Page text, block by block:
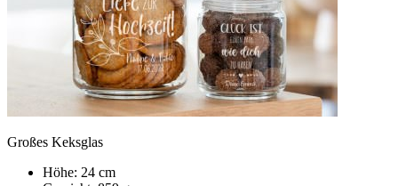
Großes Keksglas
Höhe: 24 cm